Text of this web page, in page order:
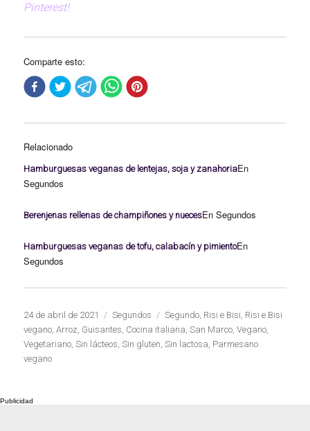
Pinterest!
Comparte esto:
Relacionado
Hamburguesas veganas de lentejas, soja y zanahoriaEn
Segundos
Berenjenas rellenas de champiñones y nuecesEn Segundos
Hamburguesas veganas de tofu, calabacín y pimientoEn
Segundos
Publicado
el
24 de abril de 2021 Categorías
Segundos Etiquetas
Segundo Risi e Bisi Risi e Bisi
vegano ,Arroz Guisantes Cocina italiana ,San Marco ,Vegano
Vegetariano ,Sin lácteos ,Sin gluten ,Sin lactosa Parmesano
vegano